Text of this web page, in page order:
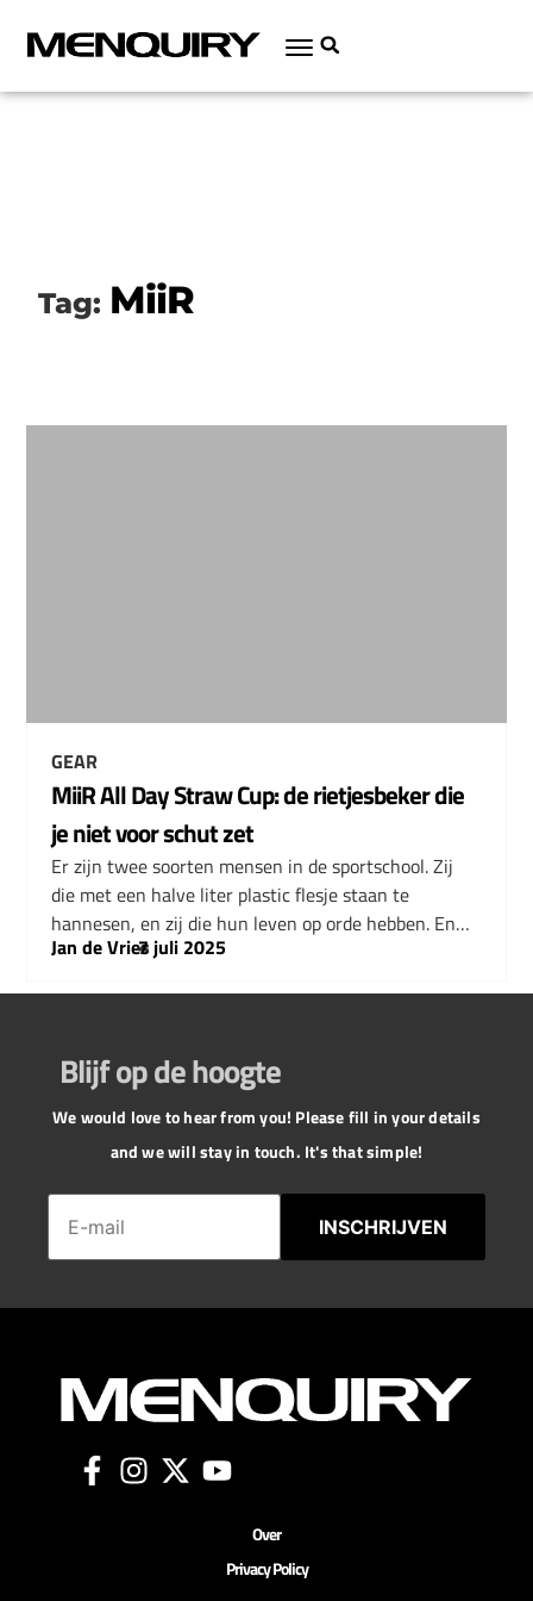
Tag: MiiR
GEAR
MiiR All Day Straw Cup: de rietjesbeker die
je niet voor schut zet
Er zijn twee soorten mensen in de sportschool. Zij
die met een halve liter plastic flesje staan te
hannesen, en zij die hun leven op orde hebben. En…
Jan de Vries
–
7 juli 2025
Blijf op de hoogte
We would love to hear from you! Please fill in your details
and we will stay in touch. It's that simple!
INSCHRIJVEN
Over
Privacy Policy